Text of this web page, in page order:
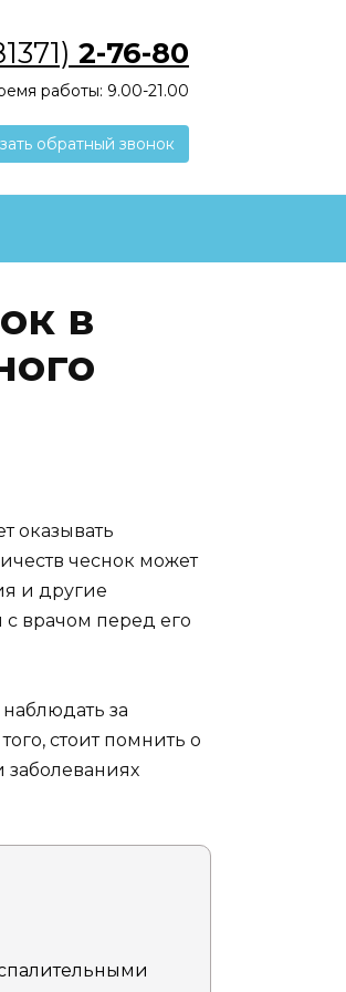
2-76-80
работы: 9.00-21.00
обратный звонок
в
оказывать
чеснок может
и другие
с врачом перед его
за
стоит помнить о